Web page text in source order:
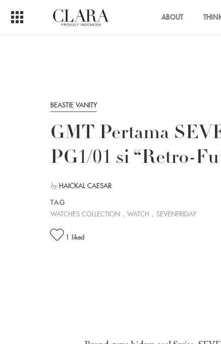
ABOUT
BEASTIE VANITY
GMT Pertama
PG1/01 si “Retro-
by HAICKAL CAESAR
TAG
WATCHES COLLECTION , WATCH , SEVENFRIDAY
1 liked